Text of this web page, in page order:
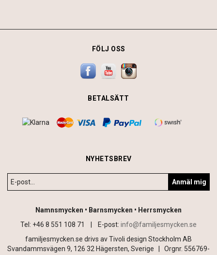
BETALSÄTT
FÖLJ OSS
NYHETSBREV
Anmäl mig
Namnsmycken • Barnsmycken • Herrsmycken
Tel: +46 8 551 108 71 |
E-post: info@familjesmycken.se
familjesmycken.se drivs av Tivoli design Stockholm AB
Svandammsvägen 9, 126 32 Hägersten, Sverige | Orgnr. 556769-